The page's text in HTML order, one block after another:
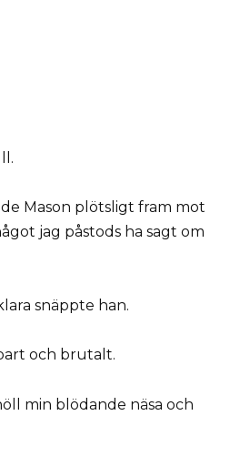
Mason plötsligt fram mot
jag påstods ha sagt om
snäppte han.
och brutalt.
min blödande näsa och